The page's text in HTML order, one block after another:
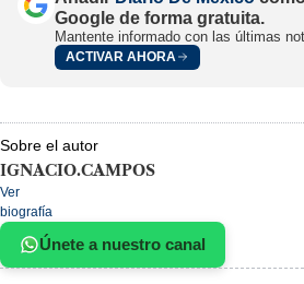
Google de forma gratuita.
Mantente informado con las últimas
ACTIVAR AHORA
Sobre el autor
IGNACIO.CAMPOS
Ver
biografía
Únete a nuestro canal